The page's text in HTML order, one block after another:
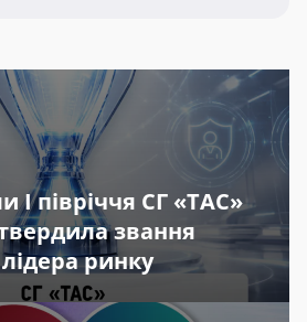
І півріччя СГ «ТАС»
звання
ринку